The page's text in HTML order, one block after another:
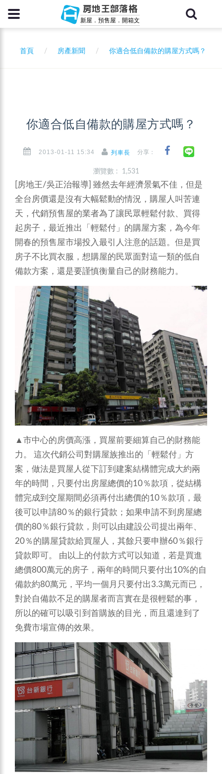
房地王部落格
新屋．預售屋．開箱文
首頁 房產新聞 你適合低自備款的購屋方式嗎？
你適合低自備款的購屋方式嗎？
2013-01-11 15:34 列車長 分享：
瀏覽數 : 1,531
[房地王/吳正治報導] 雖然去年經濟景氣不佳，但是
全台房價還是沒有大幅鬆動的情況，購屋人叫苦連
天，代銷預售屋的業者為了讓民眾輕鬆付款、買得
起房子，最近推出「輕鬆付」的購屋方案，為今年
開春的預售屋市場投入最引人注意的話題。但是買
房子不比買衣服，想購屋的民眾面對這一類的低自
備款方案，還是要謹慎衡量自己的財務能力。
▲市中心的房價高漲，買屋前要細算自己的財務能
力。 這次代銷公司對購屋族推出的「輕鬆付」方
案，做法是買屋人從下訂到建案結構體完成大約兩
年的時間，只要付出房屋總價的10％款項，從結構
體完成到交屋期間必須再付出總價的10％款項，最
後可以申請80％的銀行貸款；如果申請不到房屋總
價的80％銀行貸款，則可以由建設公司提出兩年、
20％的購屋貸款給買屋人，其餘只要申辦60％銀行
貸款即可。 由以上的付款方式可以知道，若是買進
總價800萬元的房子，兩年的時間只要付出10%的自
備款約80萬元，平均一個月只要付出3.3萬元而已，
對於自備款不足的購屋者而言實在是很輕鬆的事，
所以的確可以吸引到首購族的目光，而且還達到了
免費市場宣傳的效果。